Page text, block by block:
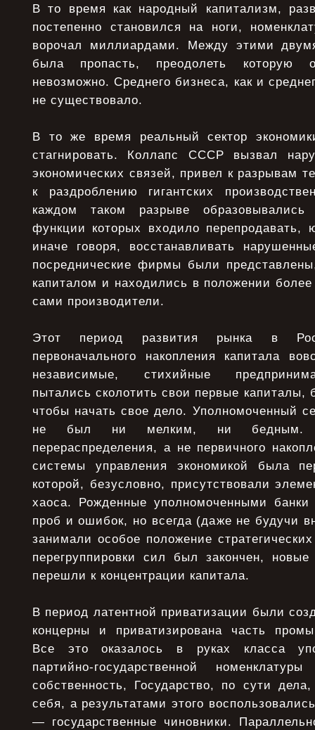
В то время как народный капитализм,
постепенно становился на ноги,
ворочал миллиардами. Между этими
была пропасть, преодолеть которую
невозможно. Среднего бизнеса, как и
не существовало.
В то же время реальный сектор
стагнировать. Коллапс СССР вызвал
экономических связей, привел к разрывам
к раздроблению гигантских
каждом таком разрыве
функции которых входило перепродавать,
иначе говоря, восстанавливать
посреднические фирмы были
капиталом и находились в положении
сами производители.
Этот период развития рынка в
первоначального накопления капитала
независимые, стихийные
пытались сколотить свои первые капиталы,
чтобы начать свое дело. Уполномоченный
не был ни мелким, ни бедным.
перераспределения, а не первичного
системы управления экономикой была
которой, безусловно, присутствовали
хаоса. Рожденные уполномоченными
проб и ошибок, но всегда (даже не будучи
занимали особое положение
перегруппировки сил был закончен,
перешли к концентрации капитала.
В период латентной приватизации были
концерны и приватизирована часть
Все это оказалось в руках класса
партийно-государственной
собственность, Государство, по сути
себя, а результатами этого
— государственные чиновники.